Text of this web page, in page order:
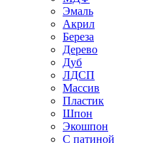
Эмаль
Акрил
Береза
Дерево
Дуб
ЛДСП
Массив
Пластик
Шпон
Экошпон
С патиной